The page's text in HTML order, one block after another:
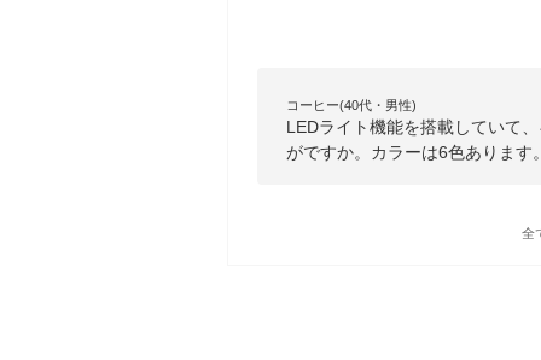
コーヒー(40代・男性)
LEDライト機能を搭載していて
がですか。カラーは6色あります
全